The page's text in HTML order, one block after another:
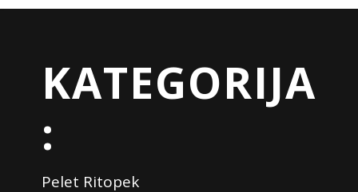
KATEGORIJA
:
Pelet Ritopek